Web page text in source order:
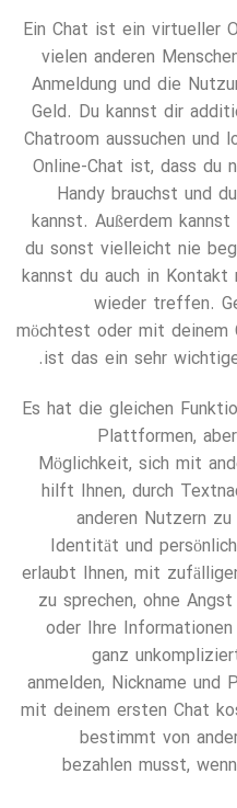
Ein Chat ist ein virtueller
vielen anderen
Anmeldung und die
Geld. Du kannst dir
Chatroom aussuchen und
Online-Chat ist, dass du
Handy brauchst und
kannst. Außerdem
du sonst vielleicht nie
kannst du auch in
wieder treffen.
möchtest oder mit
ist das ein sehr
Es hat die gleichen
Plattformen,
Möglichkeit, sich mit
hilft Ihnen, durch
anderen Nutzern
Identität und
erlaubt Ihnen, mit
zu sprechen, ohne
oder Ihre
ganz
anmelden, Nickname und
mit deinem ersten Chat
bestimmt von
bezahlen musst,